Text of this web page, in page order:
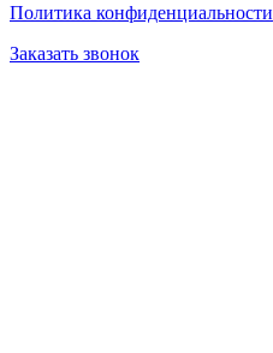
Политика конфиденциальности
Заказать звонок